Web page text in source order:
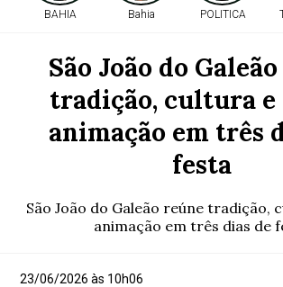
BAHIA Bahia POLITICA
São João do
tradição, cultura
animação em três
festa
São João do Galeão reúne tradição,
animação em três dias de
23/06/2026 às 10h06